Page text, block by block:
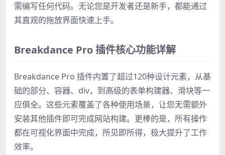
需编写任何代码。无论您是开发者还是新手，都能通过
其直观的拖放界面快速上手。
Breakdance Pro 插件核心功能详解
Breakdance Pro 插件内置了超过120种设计元素，从基
础的部分、容器、div，到高级的表单构建器、滑块等一
应俱全。这些元素覆盖了各种使用场景，让您无需额外
安装其他插件即可完成网站构建。更棒的是，所有操作
都在可视化界面中完成，所见即所得，极大提升了工作
效率。